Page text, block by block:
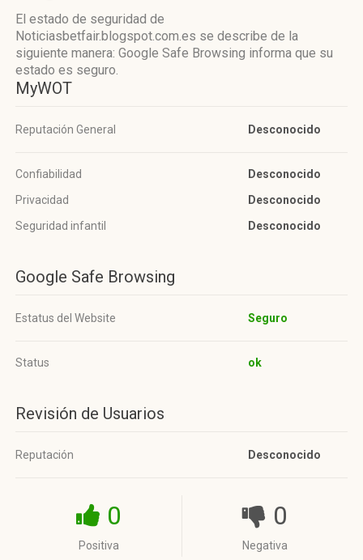
El estado de seguridad de
Noticiasbetfair.blogspot.com.es se describe de la
siguiente manera: Google Safe Browsing informa que su
estado es seguro.
MyWOT
Reputación General Desconocido
Confiabilidad
Desconocido
Privacidad
Desconocido
Seguridad infantil
Desconocido
Google Safe Browsing
Estatus del Website Seguro
Status ok
Revisión de Usuarios
Reputación Desconocido
0
Positiva
0
Negativa